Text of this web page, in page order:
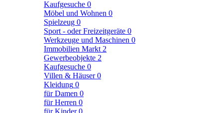
Kaufgesuche 0
Möbel und Wohnen 0
Spielzeug 0
Sport - oder Freizeitgeräte 0
Werkzeuge und Maschinen 0
Immobilien Markt 2
Gewerbeobjekte 2
Kaufgesuche 0
Villen & Häuser0
Kleidung 0
für Damen 0
für Herren 0
für Kinder0